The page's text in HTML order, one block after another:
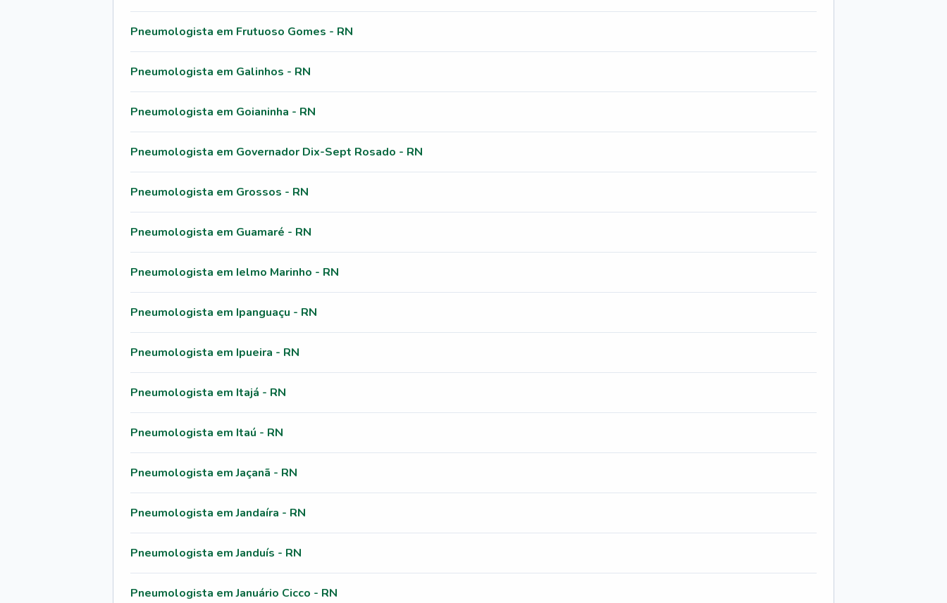
Pneumologista em Frutuoso Gomes - RN
Pneumologista em Galinhos - RN
Pneumologista em Goianinha - RN
Pneumologista em Governador Dix-Sept Rosado - RN
Pneumologista em Grossos - RN
Pneumologista em Guamaré - RN
Pneumologista em Ielmo Marinho - RN
Pneumologista em Ipanguaçu - RN
Pneumologista em Ipueira - RN
Pneumologista em Itajá - RN
Pneumologista em Itaú - RN
Pneumologista em Jaçanã - RN
Pneumologista em Jandaíra - RN
Pneumologista em Janduís - RN
Pneumologista em Januário Cicco - RN